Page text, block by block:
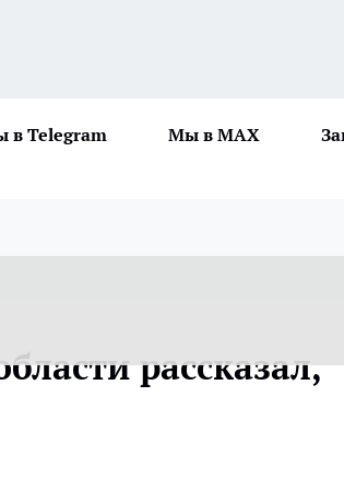
в Telegram Мы в MAX
рассказал,